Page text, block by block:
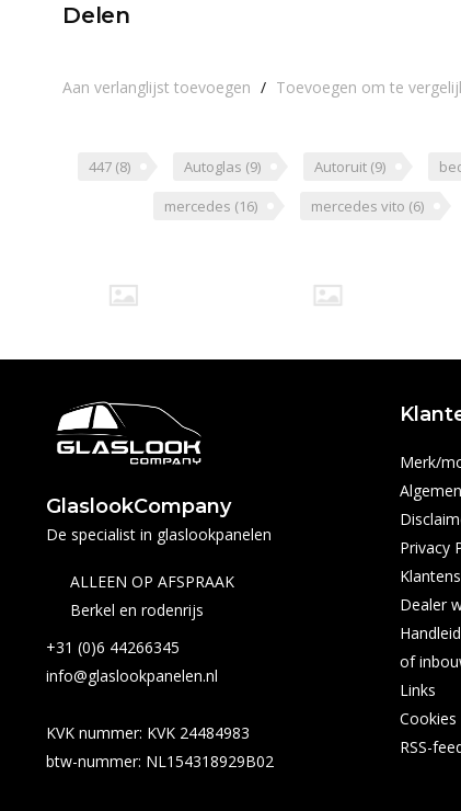
Delen
Aan verlanglijst toevoegen / Toevoegen om te
447 (8) Autoglas (9) Autoruit (9)
mercedes (16) mercedes vito (6)
GlaslookCompany
De specialist in glaslookpanelen
ALLEEN OP AFSPRAAK
Berkel en rodenrijs
+31 (0)6 44266345
info@glaslookpanelen.nl
KVK nummer: KVK 24484983
btw-nummer: NL154318929B02
Merk/
Privacy
Dealer
of
Links
Cookies
RSS-